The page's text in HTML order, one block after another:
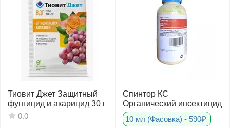
Тиовит Джет Защитный
фунгицид и акарицид 30 г
0.0
Спинтор КС
Органический инсектицид
10 мл (Фасовка) - 590₽